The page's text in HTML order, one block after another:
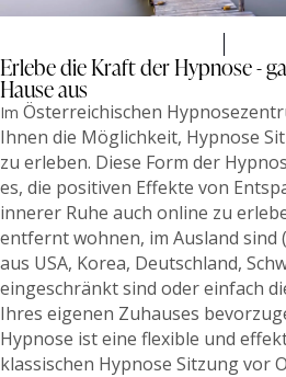
Erlebe die Kraft der Hypnose -
Hause aus
Im Österreichischen
Ihnen die Möglichkeit, Hypnose
zu erleben. Diese Form der
es, die positiven Effekte von
innerer Ruhe auch online zu
entfernt wohnen, im Ausland sind
aus USA, Korea, Deutschland,
eingeschränkt sind oder einfach
Ihres eigenen Zuhauses
Hypnose ist eine flexible und
klassischen Hypnose Sitzung vor